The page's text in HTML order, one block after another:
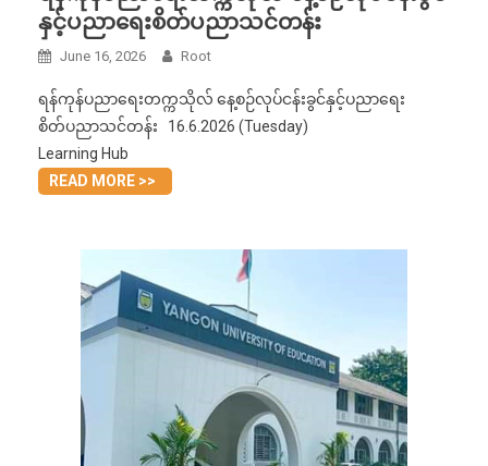
နှင့်ပညာရေးစိတ်ပညာသင်တန်း
June 16, 2026 Root
ရန်ကုန်ပညာရေးတက္ကသိုလ် နေ့စဉ်လုပ်ငန်းခွင်နှင့်ပညာရေး
စိတ်ပညာသင်တန်း 16.6.2026 (Tuesday)
Learning Hub
READ MORE >>